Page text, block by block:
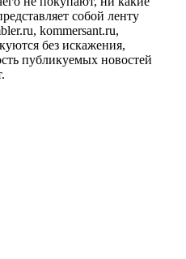
собой ленту
kommersant.ru,
без искажения,
публикуемых новостей